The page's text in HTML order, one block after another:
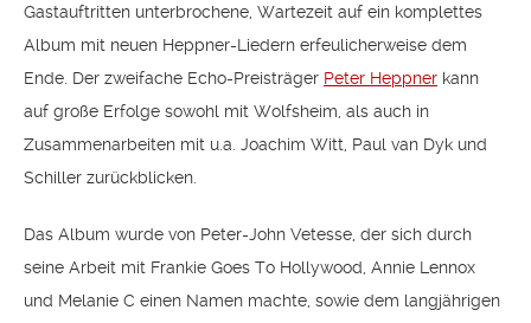
Gastauftritten unterbrochene, Wartezeit auf ein komplettes
Album mit neuen Heppner-Liedern erfeulicherweise dem
Ende. Der zweifache Echo-Preisträger Peter Heppner kann
auf große Erfolge sowohl mit Wolfsheim, als auch in
Zusammenarbeiten mit u.a. Joachim Witt, Paul van Dyk und
Schiller zurückblicken.
Das Album wurde von Peter-John Vetesse, der sich durch
seine Arbeit mit Frankie Goes To Hollywood, Annie Lennox
und Melanie C einen Namen machte, sowie dem langjährigen